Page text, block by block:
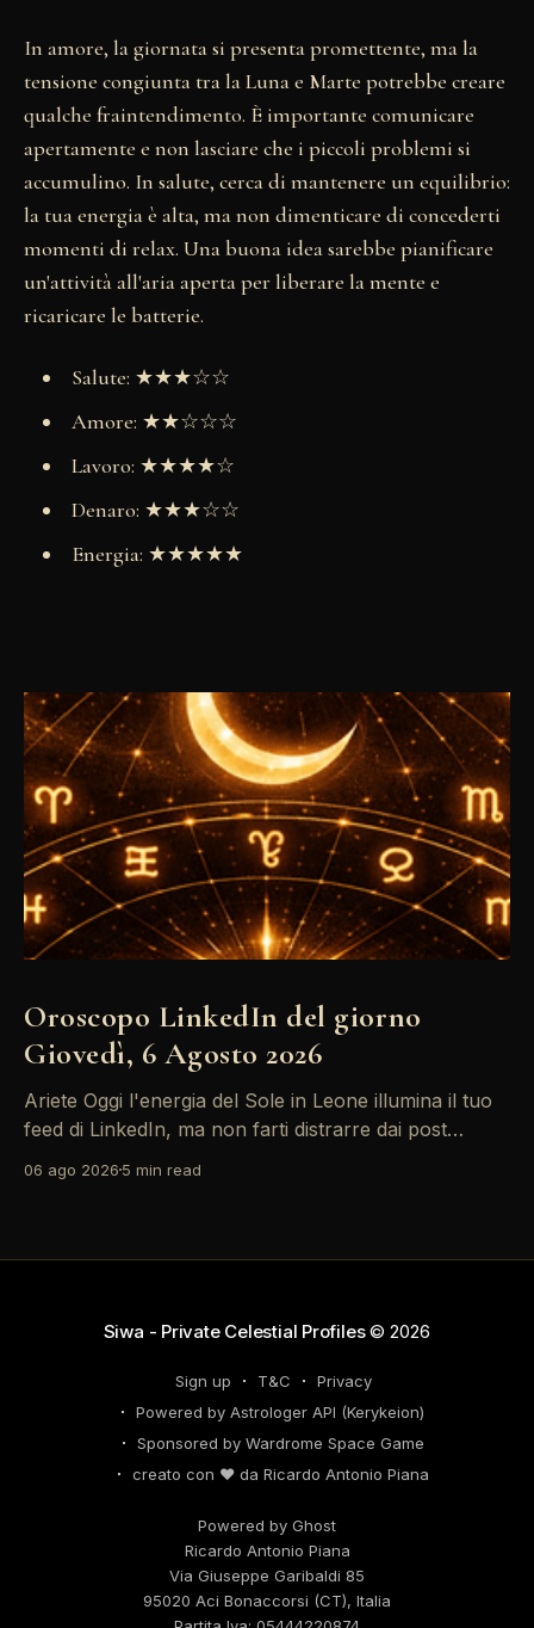
In amore, la giornata si presenta promettente, ma la
tensione congiunta tra la Luna e Marte potrebbe creare
qualche fraintendimento. È importante comunicare
apertamente e non lasciare che i piccoli problemi si
accumulino. In salute, cerca di mantenere un equilibrio:
la tua energia è alta, ma non dimenticare di concederti
momenti di relax. Una buona idea sarebbe pianificare
un'attività all'aria aperta per liberare la mente e
ricaricare le batterie.
Salute: ★★★☆☆
Amore: ★★☆☆☆
Lavoro: ★★★★☆
Denaro: ★★★☆☆
Energia: ★★★★★
Oroscopo LinkedIn del giorno
Giovedì, 6 Agosto 2026
Ariete Oggi l'energia del Sole in Leone illumina il tuo
feed di LinkedIn, ma non farti distrarre dai post
tuoi desideri professionali! Giove ti spinge verso il
06 ago 2026 5 min read
Siwa - Private Celestial Profiles© 2026
Sign up T&C
Privacy
Powered by Astrologer API (Kerykeion)
Sponsored by Wardrome Space Game
creato con ❤️ da Ricardo Antonio Piana
Powered by Ghost
Ricardo Antonio Piana
Via Giuseppe Garibaldi 85
95020 Aci Bonaccorsi (CT), Italia